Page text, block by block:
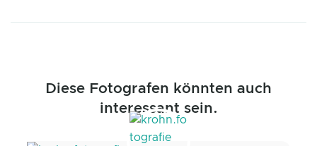
Diese Fotografen könnten auch
interessant sein.